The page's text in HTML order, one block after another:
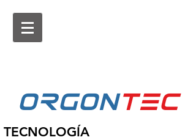
ORGONtEc
TECNOLOGÍA